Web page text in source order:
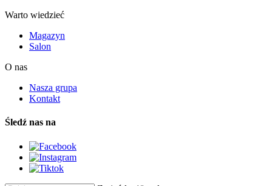
Warto wiedzieć
Magazyn
Salon
O nas
Nasza grupa
Kontakt
Śledź nas na